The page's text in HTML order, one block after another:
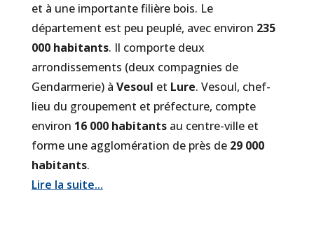
et à une importante filière bois. Le
département est peu peuplé, avec environ 235
000 habitants. Il comporte deux
arrondissements (deux compagnies de
Gendarmerie) à Vesoul et Lure. Vesoul, chef-
lieu du groupement et préfecture, compte
environ 16 000 habitantsau centre-ville et
forme une agglomération de près de 29 000
habitants.
Lire la suite...